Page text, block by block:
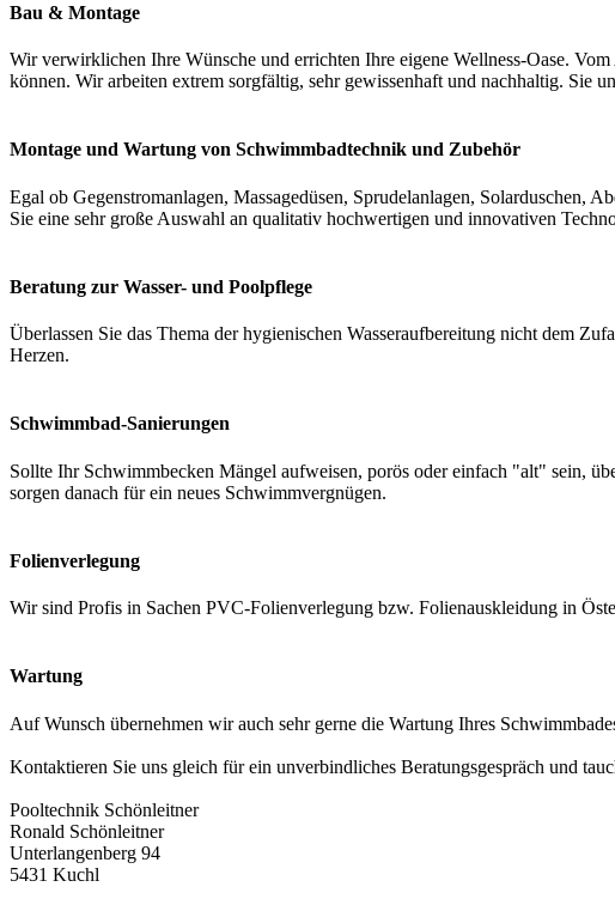
Bau & Montage
Wir verwirklichen Ihre Wünsche und errichten Ihre eigene Wellness-Oase.
können. Wir arbeiten extrem sorgfältig, sehr gewissenhaft und nachhaltig. Sie
Montage und Wartung von Schwimmbadtechnik und Zubehör
Egal ob Gegenstromanlagen, Massagedüsen, Sprudelanlagen, Solarduschen,
Sie eine sehr große Auswahl an qualitativ hochwertigen und innovativen
Beratung zur Wasser- und Poolpflege
Überlassen Sie das Thema der hygienischen Wasseraufbereitung nicht dem
Herzen.
Schwimmbad-Sanierungen
Sollte Ihr Schwimmbecken Mängel aufweisen, porös oder einfach "alt" sein,
sorgen danach für ein neues Schwimmvergnügen.
Folienverlegung
Wir sind Profis in Sachen PVC-Folienverlegung bzw. Folienauskleidung in
Wartung
Auf Wunsch übernehmen wir auch sehr gerne die Wartung Ihres
Kontaktieren Sie uns gleich für ein unverbindliches Beratungsgespräch und
Pooltechnik Schönleitner
Ronald Schönleitner
Unterlangenberg 94
5431 Kuchl